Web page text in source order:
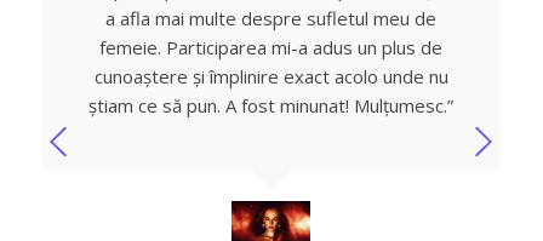
a afla mai multe despre sufletul meu de
femeie. Participarea mi-a adus un plus de
cunoaștere și împlinire exact acolo unde nu
știam ce să pun. A fost minunat! Mulțumesc.”